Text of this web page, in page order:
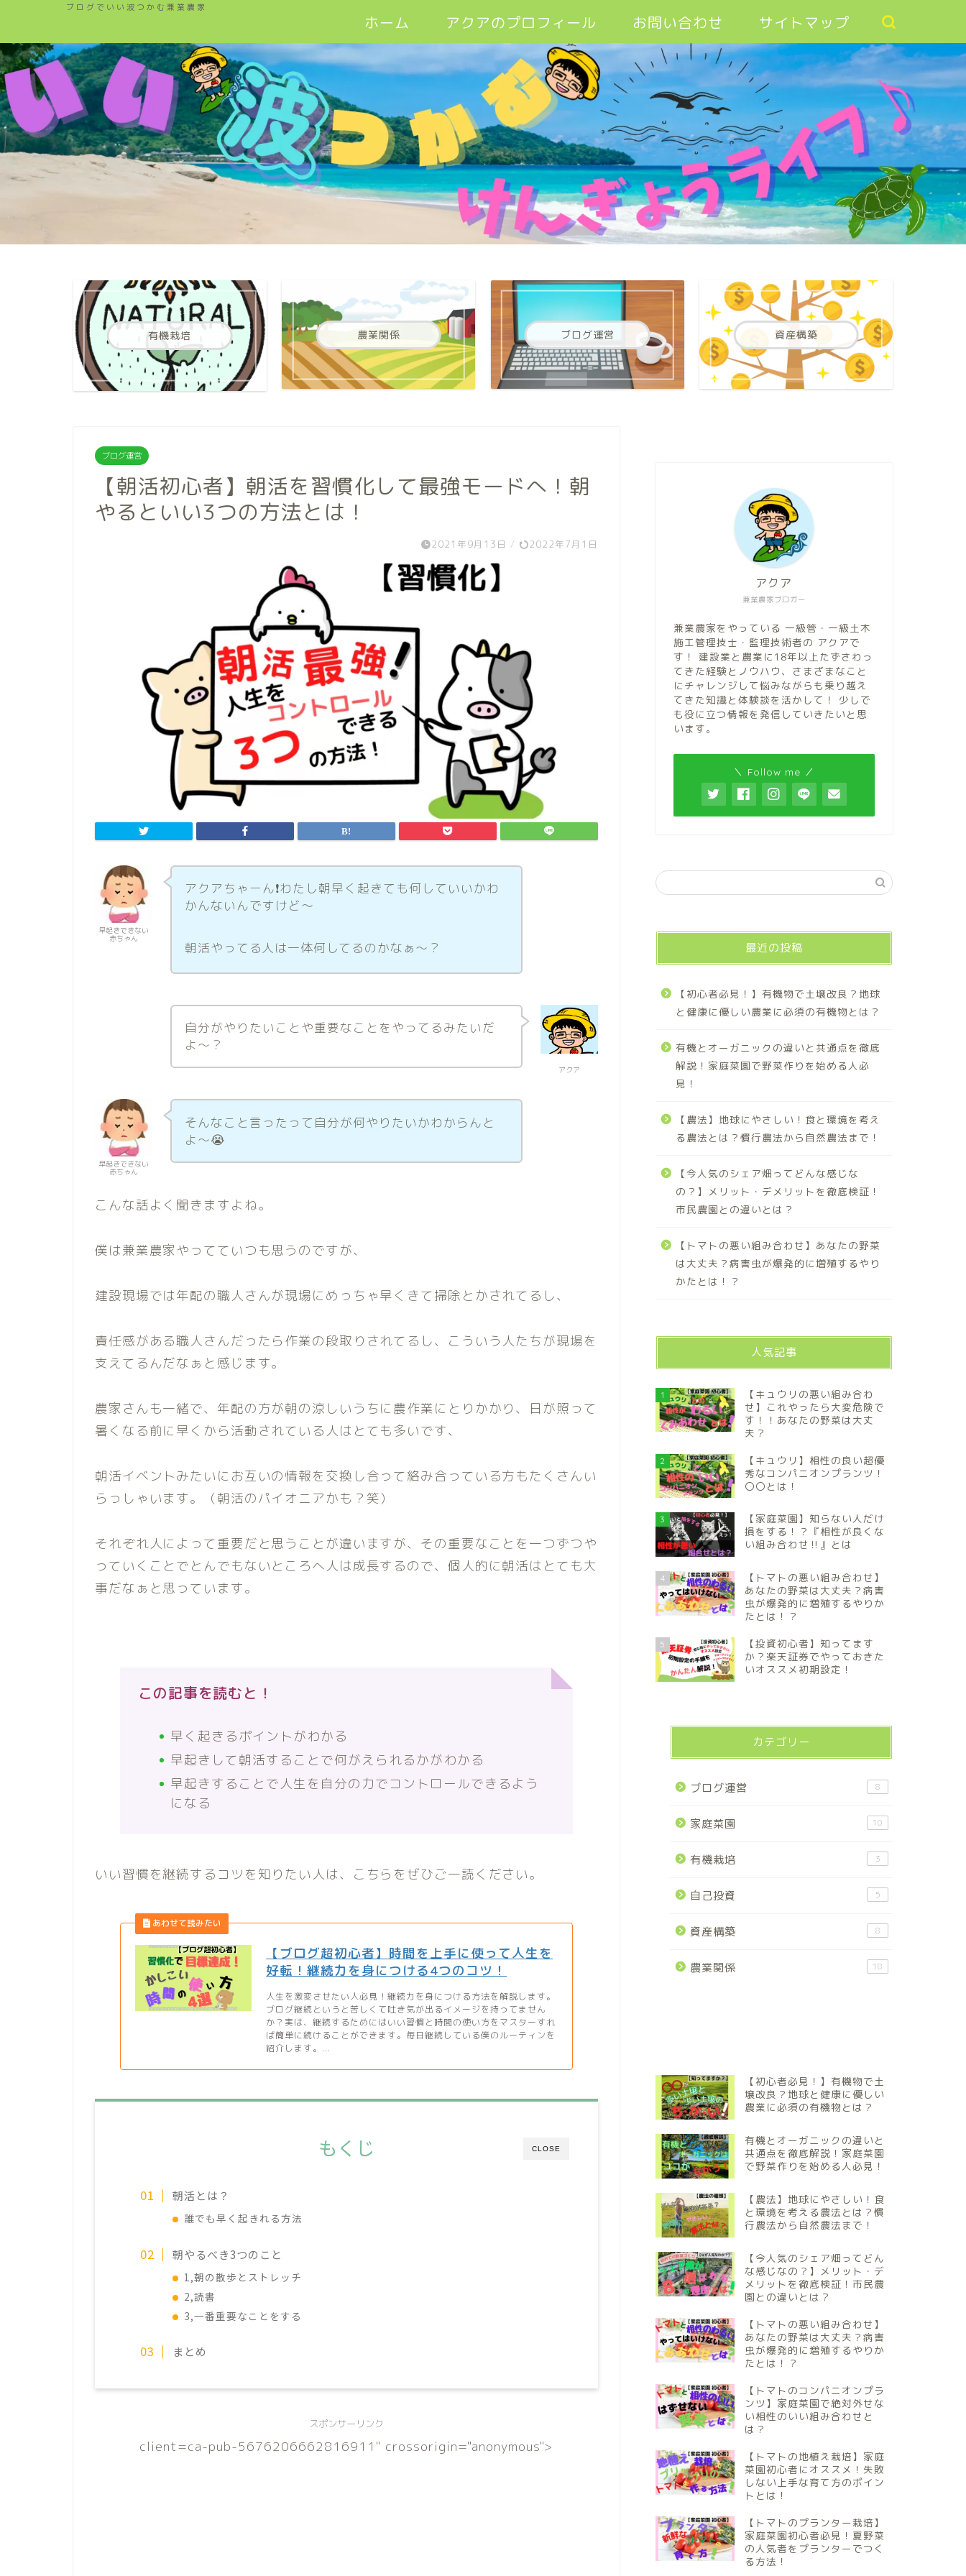
ブログでいい波つかむ兼業農家
ホーム アクアのプロフィール お問い合わせ サイトマップ
有機栽培 農業関係 ブログ運営 資産構築
ブログ運営
【朝活初心者】朝活を習慣化して最強モードへ！朝
やるといい3つの方法とは！
2021年9月13日 / 2022年7月1日
早起きできない
赤ちゃん
アクアちゃーん❗️わたし朝早く起きても何していいかわ
かんないんですけど〜
朝活やってる人は一体何してるのかなぁ〜？
アクア
自分がやりたいことや重要なことをやってるみたいだ
よ〜？
早起きできない
赤ちゃん
そんなこと言ったって自分が何やりたいかわからんと
よ〜😭
こんな話よく聞きますよね。
僕は兼業農家やってていつも思うのですが、
建設現場では年配の職人さんが現場にめっちゃ早くきて掃除とかされてるし、
責任感がある職人さんだったら作業の段取りされてるし、こういう人たちが現場を
支えてるんだなぁと感じます。
農家さんも一緒で、年配の方が朝の涼しいうちに農作業にとりかかり、日が照って
暑くなる前に早くから活動されている人はとても多いです、
朝活イベントみたいにお互いの情報を交換し合って絡み合っている方もたくさんい
らっしゃいます。（朝活のパイオニアかも？笑）
それぞれ人によって重要だと思うことが違いますが、その重要なことを一つずつや
っていくことでとんでもないところへ人は成長するので、個人的に朝活はとても大
事だなぁと思っています。
この記事を読むと！
早く起きるポイントがわかる
早起きして朝活することで何がえられるかがわかる
早起きすることで人生を自分の力でコントロールできるよう
になる
いい習慣を継続するコツを知りたい人は、こちらをぜひご一読ください。
【ブログ超初心者】時間を上手に使って人生を
好転！継続力を身につける4つのコツ！
人生を激変させたい人必見！継続力を身につける方法を解説します。
ブログ継続というと苦しくて吐き気が出るイメージを持ってません
か？実は、継続するためにはいい習慣と時間の使い方をマスターすれ
ば簡単に続けることができます。毎日継続している僕のルーティンを
紹介します。...
CLOSE
もくじ
朝活とは？
誰でも早く起きれる方法
朝やるべき3つのこと
1,朝の散歩とストレッチ
2,読書
3,一番重要なことをする
まとめ
スポンサーリンク
client=ca-pub-5676206662816911" crossorigin="anonymous">
兼業農家ブロガー
アクア
兼業農家をやっている 一級管・一級土木
施工管理技士・監理技術者の アクアで
す！ 建設業と農業に18年以上たずさわっ
てきた経験とノウハウ、さまざまなこと
にチャレンジして悩みながらも乗り越え
てきた知識と体験談を活かして！ 少しで
も役に立つ情報を発信していきたいと思
います。
＼ Follow me ／
最近の投稿
【初心者必見！】有機物で土壌改良？地球
と健康に優しい農業に必須の有機物とは？
有機とオーガニックの違いと共通点を徹底
解説！家庭菜園で野菜作りを始める人必
見！
【農法】地球にやさしい！食と環境を考え
る農法とは？慣行農法から自然農法まで！
【今人気のシェア畑ってどんな感じな
の？】メリット・デメリットを徹底検証！
市民農園との違いとは？
【トマトの悪い組み合わせ】あなたの野菜
は大丈夫？病害虫が爆発的に増殖するやり
かたとは！？
人気記事
1
【キュウリの悪い組み合わ
せ】これやったら大変危険で
す！！あなたの野菜は大丈
夫？
2
【キュウリ】相性の良い超優
秀なコンパニオンプランツ！
〇〇とは！
3
【家庭菜園】知らない人だけ
損をする！？『相性が良くな
い組み合わせ‼️』とは
4
【トマトの悪い組み合わせ】
あなたの野菜は大丈夫？病害
虫が爆発的に増殖するやりか
たとは！？
5
【投資初心者】知ってます
か？楽天証券でやっておきた
いオススメ初期設定！
カテゴリー
ブログ運営 8
家庭菜園 10
有機栽培 3
自己投資 5
資産構築 8
農業関係 18
【初心者必見！】有機物で土
壌改良？地球と健康に優しい
農業に必須の有機物とは？
有機とオーガニックの違いと
共通点を徹底解説！家庭菜園
で野菜作りを始める人必見！
【農法】地球にやさしい！食
と環境を考える農法とは？慣
行農法から自然農法まで！
【今人気のシェア畑ってどん
な感じなの？】メリット・デ
メリットを徹底検証！市民農
園との違いとは？
【トマトの悪い組み合わせ】
あなたの野菜は大丈夫？病害
虫が爆発的に増殖するやりか
たとは！？
【トマトのコンパニオンプラ
ンツ】家庭菜園で絶対外せな
い相性のいい組み合わせと
は？
【トマトの地植え栽培】家庭
菜園初心者にオススメ！失敗
しない上手な育て方のポイン
トとは！
【トマトのプランター栽培】
家庭菜園初心者必見！夏野菜
の人気者をプランターでつく
る方法！